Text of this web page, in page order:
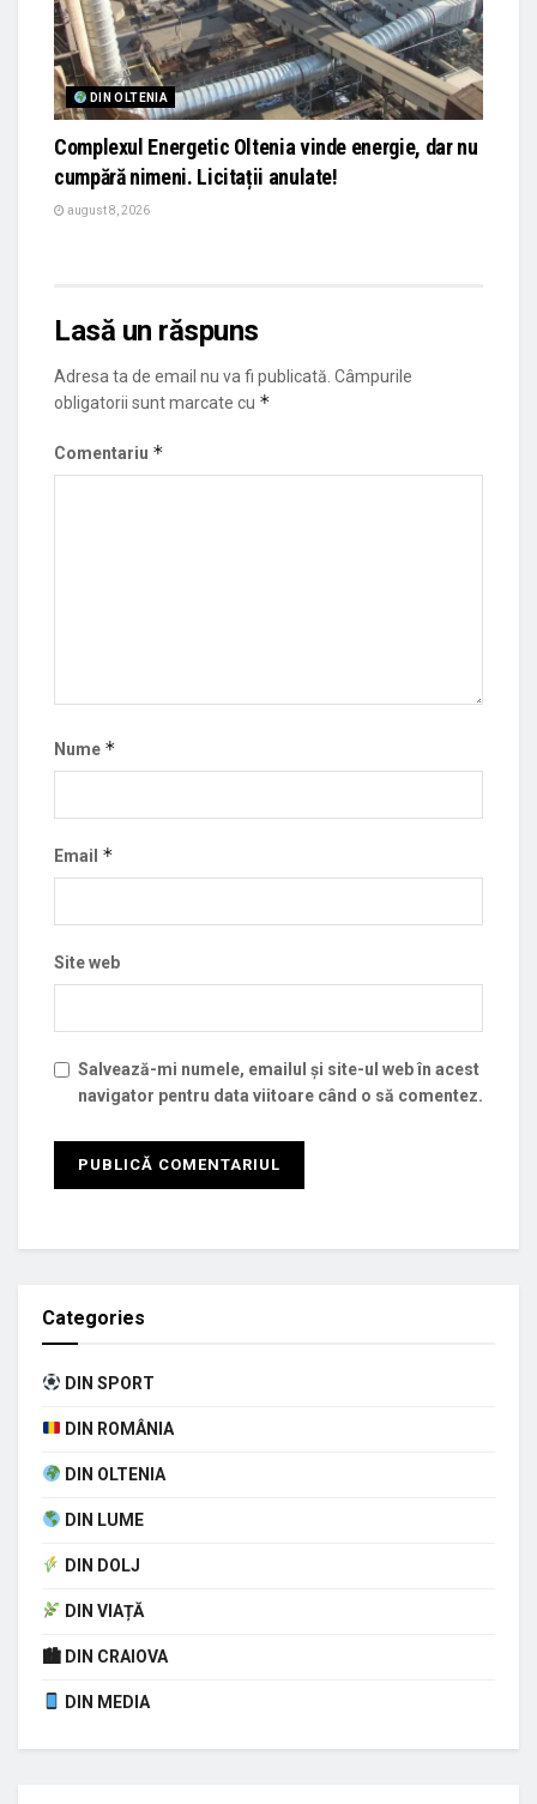
DIN OLTENIA
Complexul Energetic Oltenia vinde energie, dar nu
cumpără nimeni. Licitații anulate!
august 8, 2026
Lasă un răspuns
Adresa ta de email nu va fi publicată. Câmpurile
obligatorii sunt marcate cu *
Comentariu *
Nume *
Email *
Site web
Salvează-mi numele, emailul și site-ul web în acest
navigator pentru data viitoare când o să comentez.
Categories
DIN SPORT
DIN ROMÂNIA
DIN OLTENIA
DIN LUME
DIN DOLJ
DIN VIAȚĂ
🏙 DIN CRAIOVA
DIN MEDIA